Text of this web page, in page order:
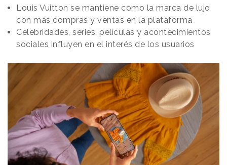
Louis Vuitton se mantiene como la marca de lujo
con más compras y ventas en la plataforma
Celebridades, series, películas y acontecimientos
sociales influyen en el interés de los usuarios